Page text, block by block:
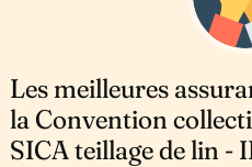
Les meilleures
la Convention
SICA teillage de lin -